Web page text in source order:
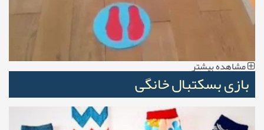
مشاهده بیشتر
بازی بسکتبال خانگی